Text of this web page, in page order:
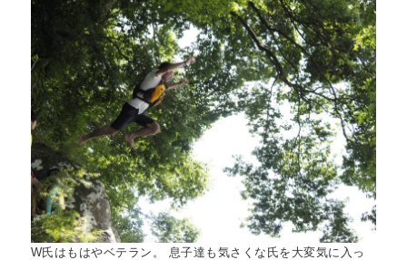
W氏はもはやベテラン。 息子達も気さくな氏を大変気に入っ